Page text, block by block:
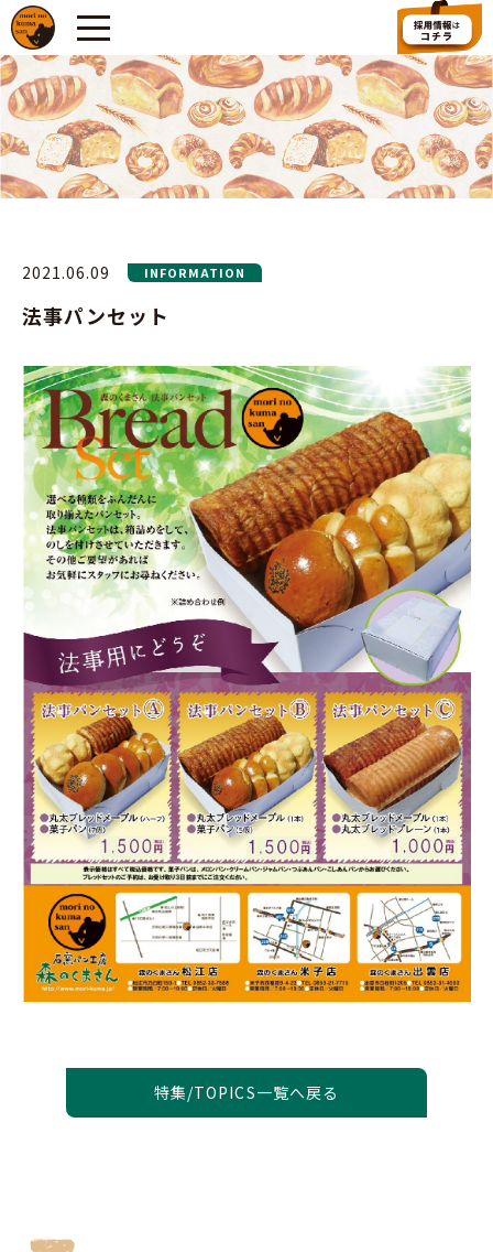
2021.06.09 INFORMATION
法事パンセット
特集/TOPICS一覧へ戻る